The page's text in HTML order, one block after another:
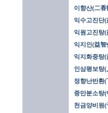
이향산(二
익수고진단
익원고진탕
익지인(益
익지화중탕
인삼평보탕
정향난반환
중만분소탕
천금양비원